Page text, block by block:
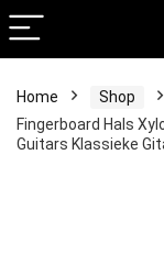
Home Shop
Fingerboard Hals
Guitars Klassieke